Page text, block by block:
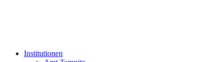
Institutionen